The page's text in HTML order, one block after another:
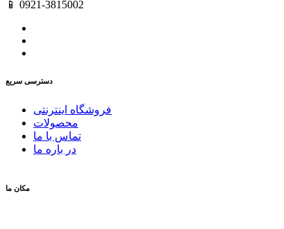
📱 0921-3815002
دسترسی سریع
فروشگاه اینترنتی
محصولات
تماس با ما
در باره ما
مکان ما